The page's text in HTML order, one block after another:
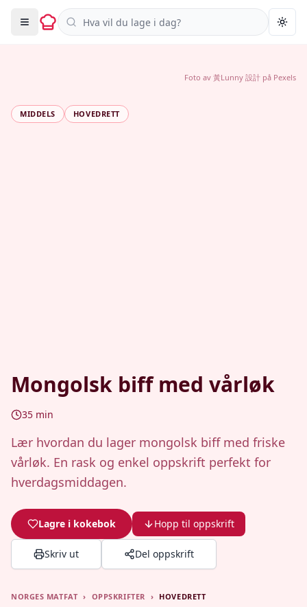
Søk i oppskrifter
MIDDELS HOVEDRETT
Mongolsk biff med vårløk
35 min
Lær hvordan du lager mongolsk biff med friske
vårløk. En rask og enkel oppskrift perfekt for
hverdagsmiddagen.
Lagre i kokebok Hopp til oppskrift
Skriv ut Del oppskrift
Foto av 黃Lunny 設計 på Pexels
NORGES MATFAT › OPPSKRIFTER › HOVEDRETT